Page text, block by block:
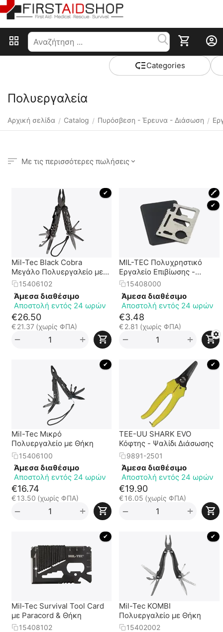
Сategories
Πολυεργαλεία
Αρχική σελίδα / Catalog / Πυρόσβεση - Έρευνα - Διάσωση /
Με τις περισσότερες πωλήσεις
✔
Mil-Tec Black Cobra
Μεγάλο Πολυεργαλείο με
Θήκη
15406102
Άμεσα διαθέσιμο
Αποστολή εντός 24 ωρών
€26.50
€ 21.37 (χωρίς ΦΠΑ)
+
−
🖍
✔
MIL-TEC Πολυχρηστικό
Εργαλείο Επιβίωσης -
Διάσωσης 11 σε 1
15408000
Άμεσα διαθέσιμο
Αποστολή εντός 24 ωρών
€3.48
€2.81 (χωρίς ΦΠΑ)
+
−
✔
Mil-Tec Μικρό
Πολυεργαλείο με Θήκη
15406100
Άμεσα διαθέσιμο
Αποστολή εντός 24 ωρών
€16.74
€ 13.50 (χωρίς ΦΠΑ)
+
−
✔
TEE-UU SHARK EVO
Κόφτης - Ψαλίδι Διάσωσης
9891-2501
Άμεσα διαθέσιμο
Αποστολή εντός 24 ωρών
€19.90
€16.05 (χωρίς ΦΠΑ)
+
−
✔
Mil‑Tec Survival Tool Card
με Paracord & Θήκη
15408102
✔
Mil-Tec KOMBI
Πολυεργαλείο με Θήκη
15402002